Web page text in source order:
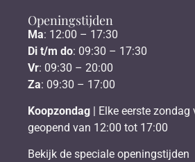
Openingstijden
Ma: 12:00 – 17:30
Di t/m do: 09:30 – 17:30
Vr: 09:30 – 20:00
Za: 09:30 – 17:00
Koopzondag | Elke eerste
geopend van 12:00 tot 17:00
Bekijk de speciale openingstijden